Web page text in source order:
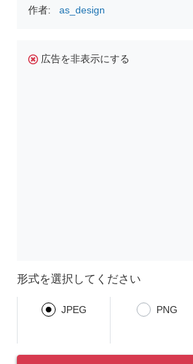
作者: as_design
広告を非表示にする
形式を選択してください
JPEG PNG